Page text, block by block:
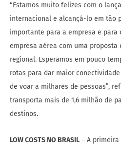
“Estamos muito felizes com o
internacional e alcançá-lo em tão
importante para a empresa e para
empresa aérea com uma proposta
regional. Esperamos em pouco
rotas para dar maior
de voar a milhares de pessoas”,
transporta mais de 1,6 milhão de
destinos.
LOW COSTS NO BRASIL – A